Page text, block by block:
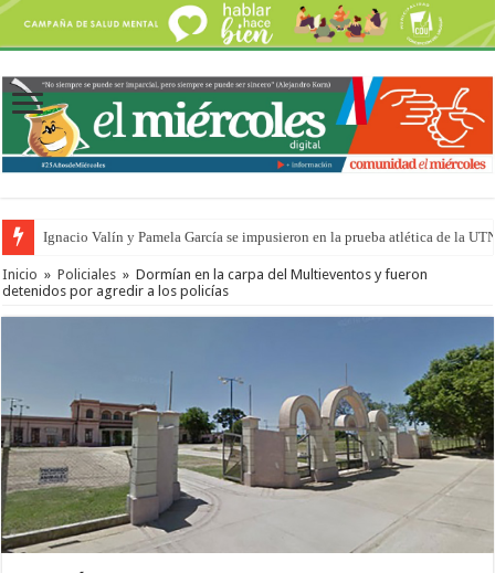
Ignacio Valín y Pamela García se impusieron en la prueba atlética de la
Inicio » Policiales » Dormían en la carpa del Multieventos y fueron
detenidos por agredir a los policías